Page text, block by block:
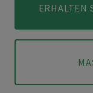
ERHALTEN